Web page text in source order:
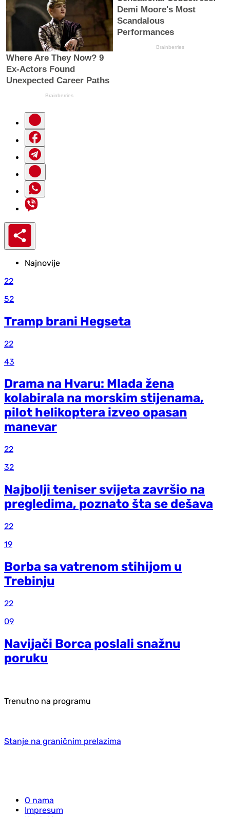
Najnovije
22
52
Tramp brani Hegseta
22
43
Drama na Hvaru: Mlada žena
kolabirala na morskim stijenama,
pilot helikoptera izveo opasan
manevar
22
32
Najbolji teniser svijeta završio na
pregledima, poznato šta se dešava
22
19
Borba sa vatrenom stihijom u
Trebinju
22
09
Navijači Borca poslali snažnu
poruku
Trenutno na programu
Stanje na graničnim prelazima
O nama
Impresum